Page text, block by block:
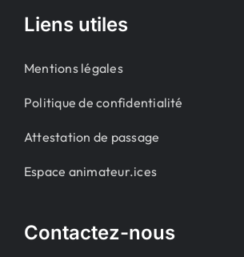
Liens utiles
Mentions légales
Politique de confidentialité
Attestation de passage
Espace animateur.ices
Contactez-nous